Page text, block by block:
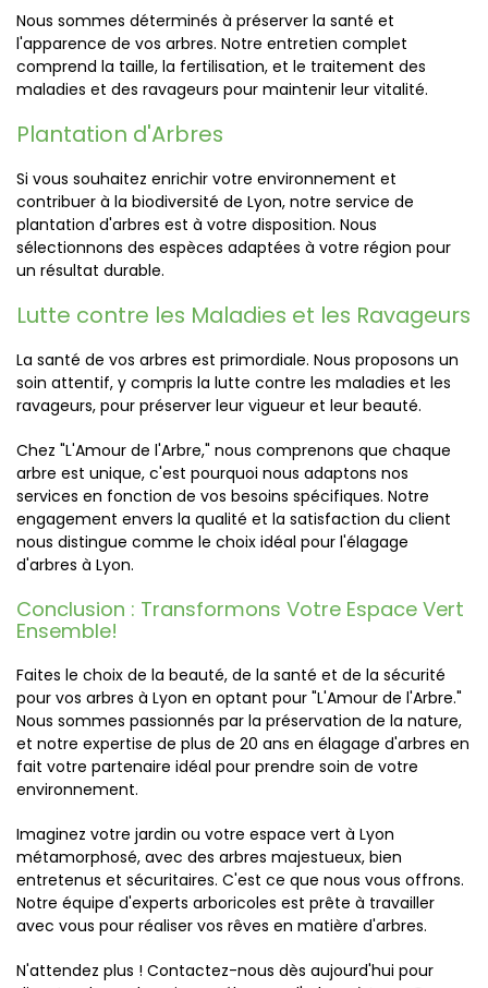
Nous sommes déterminés à préserver la santé et
l'apparence de vos arbres. Notre entretien complet
comprend la taille, la fertilisation, et le traitement des
maladies et des ravageurs pour maintenir leur vitalité.
Plantation d'Arbres
Si vous souhaitez enrichir votre environnement et
contribuer à la biodiversité de Lyon, notre service de
plantation d'arbres est à votre disposition. Nous
sélectionnons des espèces adaptées à votre région pour
un résultat durable.
Lutte contre les Maladies et les Ravageurs
La santé de vos arbres est primordiale. Nous proposons un
soin attentif, y compris la lutte contre les maladies et les
ravageurs, pour préserver leur vigueur et leur beauté.
Chez "L'Amour de l'Arbre," nous comprenons que chaque
arbre est unique, c'est pourquoi nous adaptons nos
services en fonction de vos besoins spécifiques. Notre
engagement envers la qualité et la satisfaction du client
nous distingue comme le choix idéal pour l'élagage
d'arbres à Lyon.
Conclusion : Transformons Votre Espace Vert
Ensemble!
Faites le choix de la beauté, de la santé et de la sécurité
pour vos arbres à Lyon en optant pour "L'Amour de l'Arbre."
Nous sommes passionnés par la préservation de la nature,
et notre expertise de plus de 20 ans en élagage d'arbres en
fait votre partenaire idéal pour prendre soin de votre
environnement.
Imaginez votre jardin ou votre espace vert à Lyon
métamorphosé, avec des arbres majestueux, bien
entretenus et sécuritaires. C'est ce que nous vous offrons.
Notre équipe d'experts arboricoles est prête à travailler
avec vous pour réaliser vos rêves en matière d'arbres.
N'attendez plus ! Contactez-nous dès aujourd'hui pour